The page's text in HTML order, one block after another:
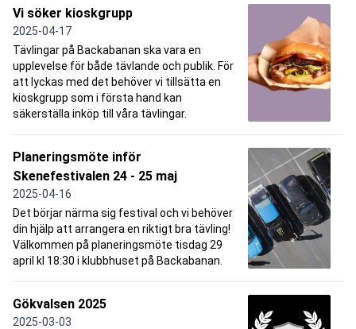
Vi söker kioskgrupp
2025-04-17
Tävlingar på Backabanan ska vara en
upplevelse för både tävlande och publik. För
att lyckas med det behöver vi tillsätta en
kioskgrupp som i första hand kan
säkerställa inköp till våra tävlingar.
Planeringsmöte inför
Skenefestivalen 24 - 25 maj
2025-04-16
Det börjar närma sig festival och vi behöver
din hjälp att arrangera en riktigt bra tävling!
Välkommen på planeringsmöte tisdag 29
april kl 18:30 i klubbhuset på Backabanan.
Gökvalsen 2025
2025-03-03